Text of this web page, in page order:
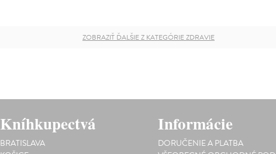
ZOBRAZIŤ ĎALŠIE Z KATEGÓRIE ZDRAVIE
Kníhkupectvá
BRATISLAVA
Informácie
DORUČENIE A PLATBA